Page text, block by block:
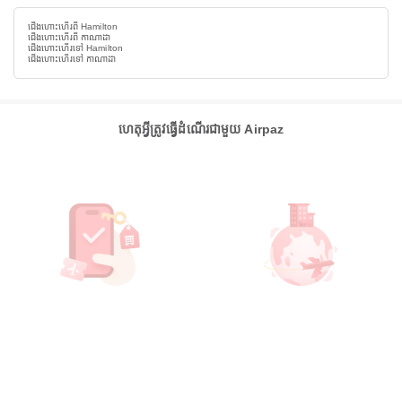
ជើងហោះហើរពី Hamilton
ជើងហោះហើរពី កាណាដា
ជើងហោះហើរទៅ Hamilton
ជើងហោះហើរទៅ កាណាដា
ហេតុអ្វីត្រូវធ្វើដំណើរជាមួយ Airpaz